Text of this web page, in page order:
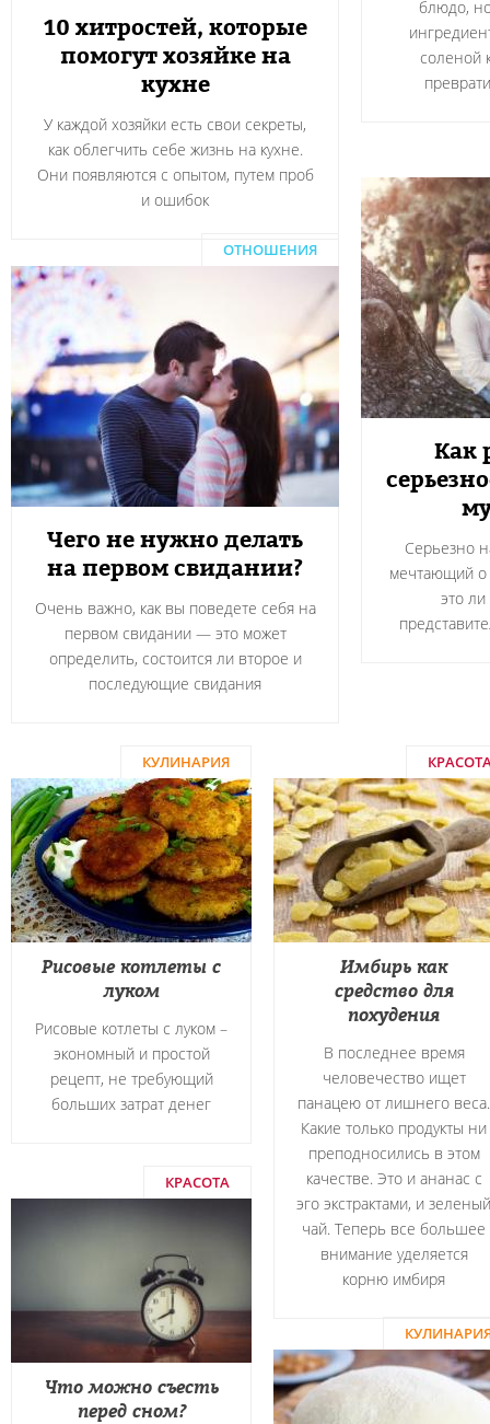
блюдо,
соленой
10 хитростей, которые
помогут хозяйке на
кухне
У каждой хозяйки есть свои секреты,
как облегчить себе жизнь на кухне.
Они появляются с опытом, путем проб
и ошибок
Как
Серьезно
мечтающий о
это
ОТНОШЕНИЯ
Чего не нужно делать
на первом свидании?
Очень важно, как вы поведете себя на
первом свидании — это может
определить, состоится ли второе и
последующие свидания
КУЛИНАРИЯ
Рисовые котлеты с
луком
Рисовые котлеты с луком –
экономный и простой
рецепт, не требующий
больших затрат денег
Имбирь как
средство для
похудения
В последнее время
человечество ищет
панацею от лишнего веса.
Какие только продукты ни
преподносились в этом
качестве. Это и ананас с
эго экстрактами, и зеленый
чай. Теперь все большее
внимание уделяется
корню имбиря
КРАСОТА
Что можно съесть
перед сном?